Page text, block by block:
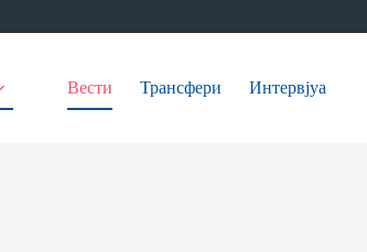
Вести Трансфери Интервјуа